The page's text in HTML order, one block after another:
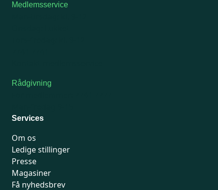
Medlemsservice
Rådgivning
Services
Om os
Ledige stillinger
Presse
Magasiner
Få nyhedsbrev